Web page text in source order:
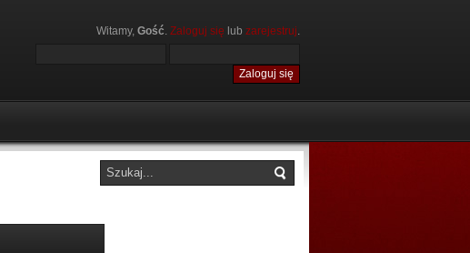
Witamy, Gość. Zaloguj się lub zarejestruj.